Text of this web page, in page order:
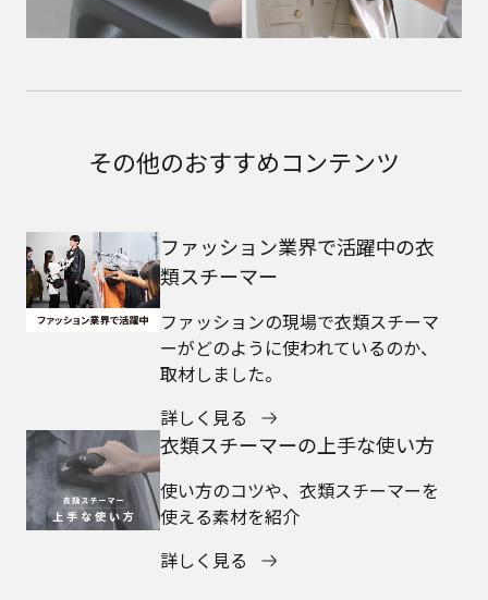
その他のおすすめコンテンツ
ファッション業界で活躍中の衣
類スチーマー
ファッションの現場で衣類スチーマ
ーがどのように使われているのか、
取材しました。
詳しく見る
衣類スチーマーの上手な使い方
使い方のコツや、衣類スチーマーを
使える素材を紹介
詳しく見る